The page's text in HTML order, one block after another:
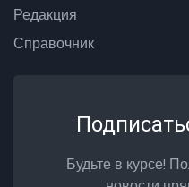
Редакция
Справочник
Будьте в курсе!